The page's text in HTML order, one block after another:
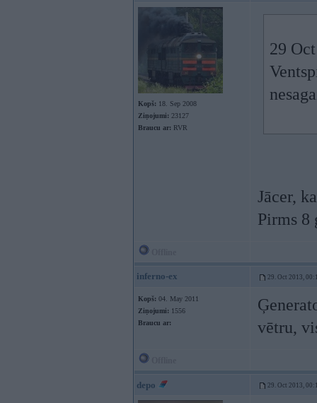
Kopš: 18. Sep 2008
Ziņojumi: 23127
Braucu ar: RVR
29
Jācer,
Pirms 8
inferno-ex 29. Oct 2013,
Kopš: 04. May 2011
Ziņojumi: 1556
Braucu ar:
vētru,
depo 29. Oct 2013,